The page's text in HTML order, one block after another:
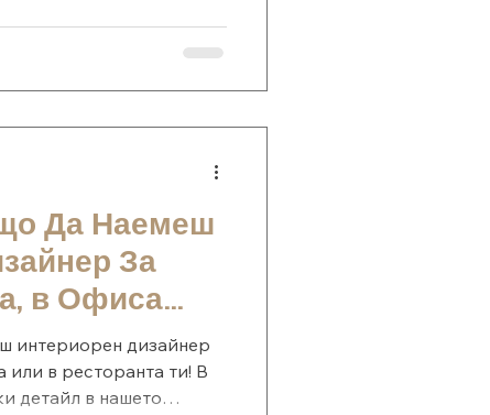
Да Наемеш
За
в Офиса
ти!
интериорен дизайнер
или в ресторанта ти! В
детайл в нашето